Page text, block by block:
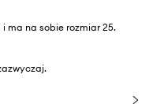
ma na sobie rozmiar 25.